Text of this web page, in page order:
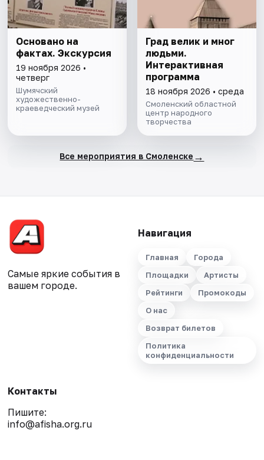
Основано на
фактах. Экскурсия
19 ноября 2026 •
четверг
Шумячский
художественно-
краеведческий музей
Град велик и мног
людьми.
Интерактивная
программа
18 ноября 2026 • среда
Смоленский областной
центр народного
творчества
Все мероприятия в Смоленске →
Самые яркие события в
вашем городе.
Навигация
Главная
Города
Площадки
Артисты
Рейтинги
Промокоды
О нас
Возврат билетов
Политика
конфиденциальности
Контакты
Пишите:
info@afisha.org.ru